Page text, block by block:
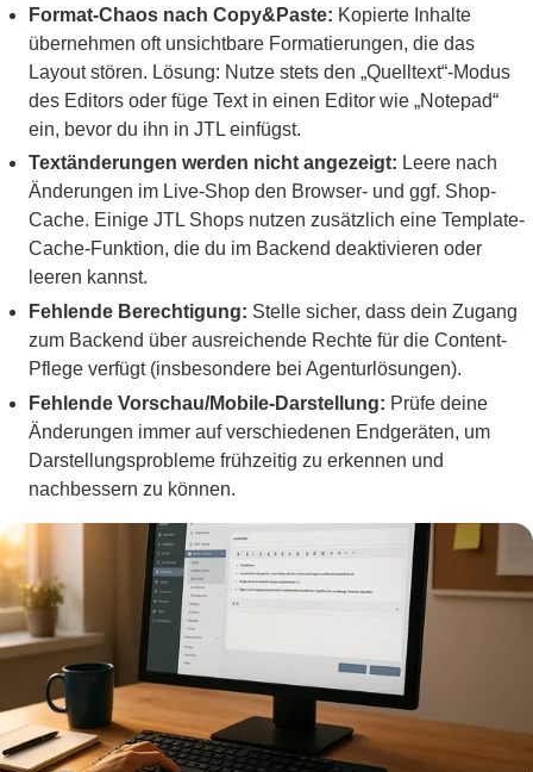
Format-Chaos nach Copy&Paste: Kopierte Inhalte
übernehmen oft unsichtbare Formatierungen, die das
Layout stören. Lösung: Nutze stets den „Quelltext“-Modus
des Editors oder füge Text in einen Editor wie „Notepad“
ein, bevor du ihn in JTL einfügst.
Textänderungen werden nicht angezeigt: Leere nach
Änderungen im Live-Shop den Browser- und ggf. Shop-
Cache. Einige JTL Shops nutzen zusätzlich eine Template-
Cache-Funktion, die du im Backend deaktivieren oder
leeren kannst.
Fehlende Berechtigung: Stelle sicher, dass dein Zugang
zum Backend über ausreichende Rechte für die Content-
Pflege verfügt (insbesondere bei Agenturlösungen).
Fehlende Vorschau/Mobile-Darstellung: Prüfe deine
Änderungen immer auf verschiedenen Endgeräten, um
Darstellungsprobleme frühzeitig zu erkennen und
nachbessern zu können.